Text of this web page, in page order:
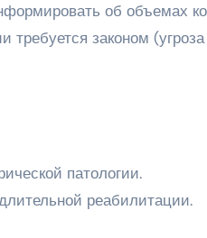
об объемах
требуется законом
патологии.
реабилитации.